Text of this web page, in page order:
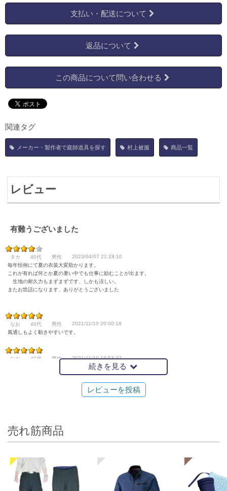
支払い・配送について
返品について
この商品について問い合わせる
関連タグ
メーカー・製作者で庭師道具を探す 村上被服 商品一覧
レビュー
有難うございました
タカ 40代 男性
2023/04/07 21:28:10
毎年恒例にて夏の衣装大変助かります。
これが有れば何とか夏の暑い中でも仕事に励むことが出ます。
生地の耐久力もまずまずです、しかも涼しい。
またお世話になります、ありがとうございました
なお 40代 男性
2021/11/10 20:00:18
風通しもよく動きやすいです。
なお 40代 男性
2021/11/10 19:53:37
続きを見る
レビューを投稿
売れ筋商品